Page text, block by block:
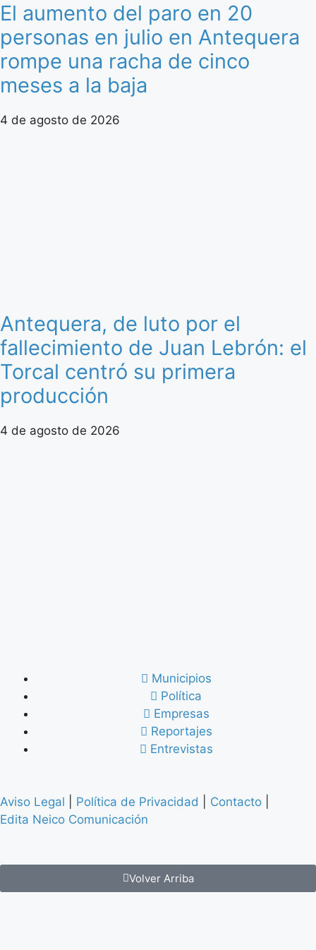
El aumento del paro en 20
personas en julio en Antequera
rompe una racha de cinco
meses a la baja
4 de agosto de 2026
Antequera, de luto por el
fallecimiento de Juan Lebrón: el
Torcal centró su primera
producción
4 de agosto de 2026
Municipios
Política
Empresas
Reportajes
Entrevistas
Aviso Legal Política de Privacidad Contacto
Edita Neico Comunicación
Volver Arriba